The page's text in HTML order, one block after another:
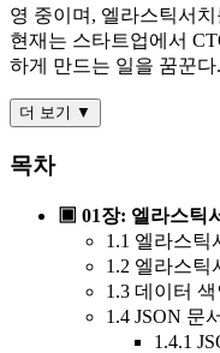
영 중이며, 엘라스틱서
현재는 스타트업에서
하게 만드는 일을 꿈꾼다.
더 보기 ▼
목차
▣ 01장: 엘라스틱
1.1 엘라스틱
1.2 엘라스틱
1.3 데이터 색
1.4 JSON 문
1.4.1